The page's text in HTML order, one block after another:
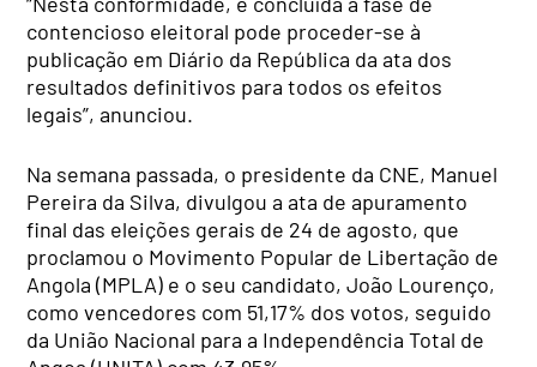
contencioso eleitoral pode proceder-se à
publicação em Diário da República da ata dos
resultados definitivos para todos os efeitos
legais”, anunciou.
Na semana passada, o presidente da CNE, Manuel
Pereira da Silva, divulgou a ata de apuramento
final das eleições gerais de 24 de agosto, que
proclamou o Movimento Popular de Libertação de
Angola (MPLA) e o seu candidato, João Lourenço,
como vencedores com 51,17% dos votos, seguido
da União Nacional para a Independência Total de